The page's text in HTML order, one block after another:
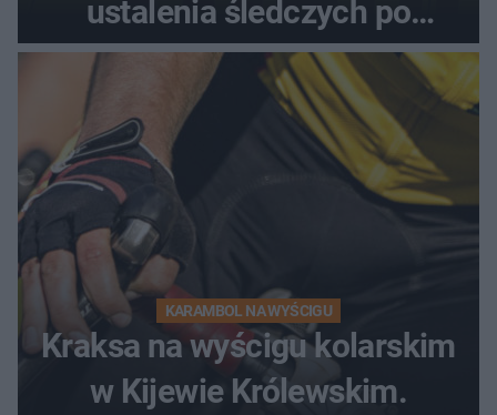
ustalenia śledczych po
dramatycznej akcji
KARAMBOL NA WYŚCIGU
Kraksa na wyścigu kolarskim
w Kijewie Królewskim.